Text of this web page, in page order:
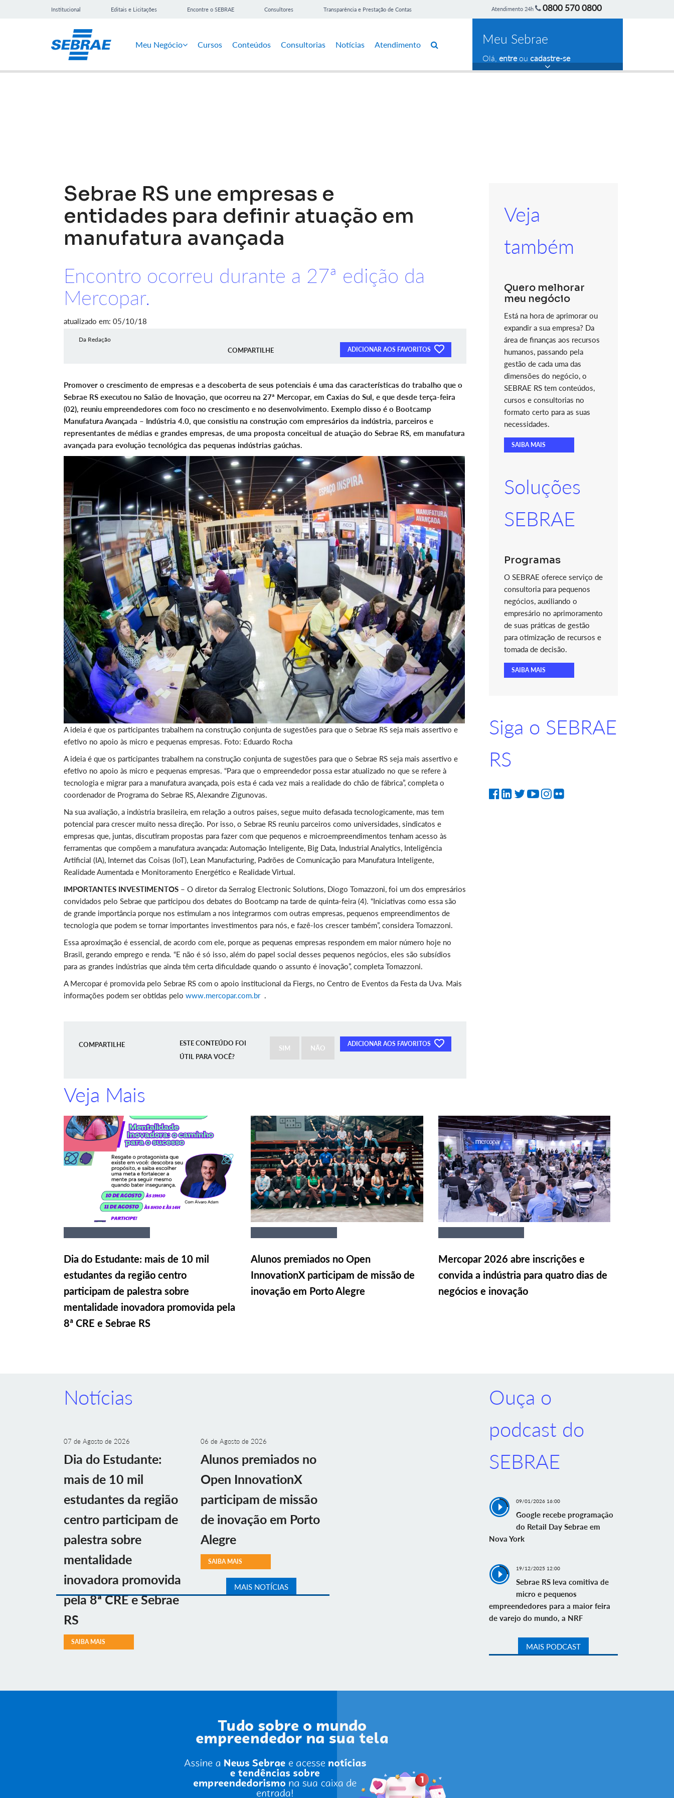
Institucional Editais e Licitações Encontre o SEBRAE Consultores Transparência e Prestação de Contas Atendimento 24h 0800 570 0800
Meu Negócio Cursos Conteúdos Consultorias Notícias Atendimento Meu Sebrae
Olá, entreou cadastre-se
Sebrae RS une empresas e
entidades para definir atuação em
manufatura avançada
Encontro ocorreu durante a 27ª edição da
Mercopar.
atualizado em: 05/10/18
Da Redação
COMPARTILHE ADICIONAR AOS FAVORITOS
Promover o crescimento de empresas e a descoberta de seus potenciais é uma das características do trabalho que o
Sebrae RS executou no Salão de Inovação, que ocorreu na 27ª Mercopar, em Caxias do Sul, e que desde terça-feira
(02), reuniu empreendedores com foco no crescimento e no desenvolvimento. Exemplo disso é o Bootcamp
Manufatura Avançada – Indústria 4.0, que consistiu na construção com empresários da indústria, parceiros e
representantes de médias e grandes empresas, de uma proposta conceitual de atuação do Sebrae RS, em manufatura
avançada para evolução tecnológica das pequenas indústrias gaúchas.
A ideia é que os participantes trabalhem na construção conjunta de sugestões para que o Sebrae RS seja mais assertivo e
efetivo no apoio às micro e pequenas empresas. Foto: Eduardo Rocha
A ideia é que os participantes trabalhem na construção conjunta de sugestões para que o Sebrae RS seja mais assertivo e
efetivo no apoio às micro e pequenas empresas. “Para que o empreendedor possa estar atualizado no que se refere à
tecnologia e migrar para a manufatura avançada, pois esta é cada vez mais a realidade do chão de fábrica”, completa o
coordenador de Programa do Sebrae RS, Alexandre Zigunovas.
Na sua avaliação, a indústria brasileira, em relação a outros países, segue muito defasada tecnologicamente, mas tem
potencial para crescer muito nessa direção. Por isso, o Sebrae RS reuniu parceiros como universidades, sindicatos e
empresas que, juntas, discutiram propostas para fazer com que pequenos e microempreendimentos tenham acesso às
ferramentas que compõem a manufatura avançada: Automação Inteligente, Big Data, Industrial Analytics, Inteligência
Artificial (IA), Internet das Coisas (IoT), Lean Manufacturing, Padrões de Comunicação para Manufatura Inteligente,
Realidade Aumentada e Monitoramento Energético e Realidade Virtual.
IMPORTANTES INVESTIMENTOS – O diretor da Serralog Electronic Solutions, Diogo Tomazzoni, foi um dos empresários
convidados pelo Sebrae que participou dos debates do Bootcamp na tarde de quinta-feira (4). “Iniciativas como essa são
de grande importância porque nos estimulam a nos integrarmos com outras empresas, pequenos empreendimentos de
tecnologia que podem se tornar importantes investimentos para nós, e fazê-los crescer também”, considera Tomazzoni.
Essa aproximação é essencial, de acordo com ele, porque as pequenas empresas respondem em maior número hoje no
Brasil, gerando emprego e renda. “E não é só isso, além do papel social desses pequenos negócios, eles são subsídios
para as grandes indústrias que ainda têm certa dificuldade quando o assunto é inovação”, completa Tomazzoni.
A Mercopar é promovida pelo Sebrae RS com o apoio institucional da Fiergs, no Centro de Eventos da Festa da Uva. Mais
informações podem ser obtidas pelo www.mercopar.com.br.
COMPARTILHE ADICIONAR AOS FAVORITOS
ESTE CONTEÚDO FOI
ÚTIL PARA VOCÊ?
SIM NÃO
Veja
também
Quero melhorar
meu negócio
Está na hora de aprimorar ou
expandir a sua empresa? Da
área de finanças aos recursos
humanos, passando pela
gestão de cada uma das
dimensões do negócio, o
SEBRAE RS tem conteúdos,
cursos e consultorias no
formato certo para as suas
necessidades.
SAIBA MAIS
Soluções
SEBRAE
Programas
O SEBRAE oferece serviço de
consultoria para pequenos
negócios, auxiliando o
empresário no aprimoramento
de suas práticas de gestão
para otimização de recursos e
tomada de decisão.
SAIBA MAIS
Siga o SEBRAE
RS
Veja Mais
Dia do Estudante: mais de 10 mil
estudantes da região centro
participam de palestra sobre
mentalidade inovadora promovida pela
8ª CRE e Sebrae RS
Alunos premiados no Open
InnovationX participam de missão de
inovação em Porto Alegre
Mercopar 2026 abre inscrições e
convida a indústria para quatro dias de
negócios e inovação
Notícias
07 de Agosto de 2026
Dia do Estudante:
mais de 10 mil
estudantes da região
centro participam de
palestra sobre
mentalidade
inovadora promovida
pela 8ª CRE e Sebrae
RS
SAIBA MAIS
06 de Agosto de 2026
Alunos premiados no
Open InnovationX
participam de missão
de inovação em Porto
Alegre
SAIBA MAIS
MAIS NOTÍCIAS
Ouça o
podcast do
SEBRAE
09/01/2026 16:00
Google recebe programação
do Retail Day Sebrae em
Nova York
19/12/2025 12:00
Sebrae RS leva comitiva de
micro e pequenos
empreendedores para a maior feira
de varejo do mundo, a NRF
MAIS PODCAST